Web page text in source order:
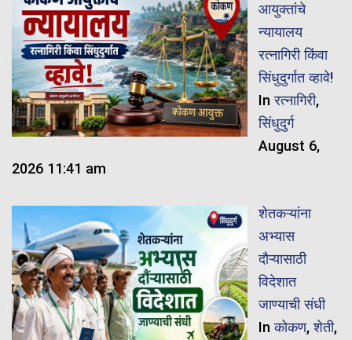
आयुक्तांचे
न्यायालय
रत्नागिरी किंवा
सिंधुदुर्गात व्हावे!
Inरत्नागिरी,
सिंधुदुर्ग
August 6,
2026 11:41 am
शेतकऱ्यांना
अभ्यास
दौऱ्यासाठी
विदेशात
जाण्याची संधी
Inकोकण,शेती,